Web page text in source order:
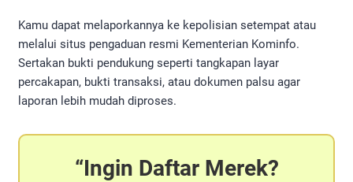
Kamu dapat melaporkannya ke kepolisian setempat atau
melalui situs pengaduan resmi Kementerian Kominfo.
Sertakan bukti pendukung seperti tangkapan layar
percakapan, bukti transaksi, atau dokumen palsu agar
laporan lebih mudah diproses.
Ingin Daftar Merek?